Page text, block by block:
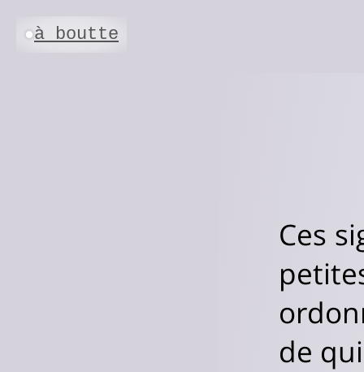
●à boutte
Ces
de